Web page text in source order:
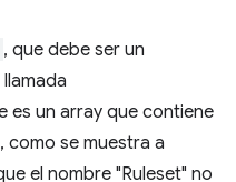
, que debe ser un
es un array que contiene
, como se muestra a
el nombre "Ruleset" no